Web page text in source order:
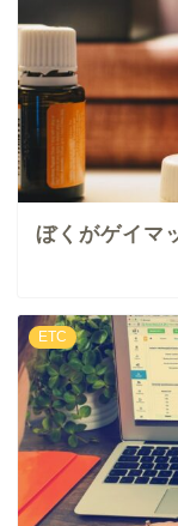
ぼくがゲイマ
ETC